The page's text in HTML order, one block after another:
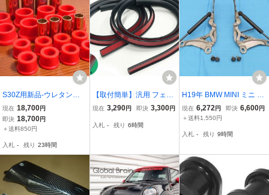
S30Z用新品-ウレタンブ
ッシュ-リヤ*コントロー
ルアーム用リア 赤 エナジ
ーサスペンション製 En
S31Zロアアーム
現在 18,700円
即決 18,700円
＋送料850円
入札 - 残り 23時間
【取付簡単】汎用 フェン
ダーモール ★片側9mm x
現在 3,290円 即決 3,300円
入札 - 残り 6時間
H19年 BMW MINI ミニ ク
ーパー MF16S フードダ
ンパー ボンネットダンパ
1237148864 [ZNo:08003
現在 6,272 円 即決 6,600円
＋送料1,550円
入札 - 残り 9時間